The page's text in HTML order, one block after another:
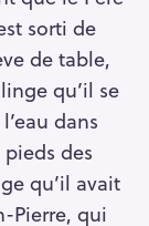
sorti de
de table,
qu’il se
dans
des
qu’il avait
Pierre, qui